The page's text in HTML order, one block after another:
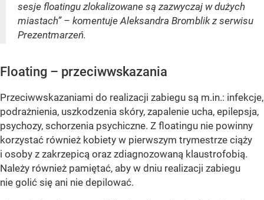
sesje floatingu zlokalizowane są zazwyczaj w dużych
miastach” – komentuje Aleksandra Bromblik z serwisu
Prezentmarzeń.
Floating – przeciwwskazania
Przeciwwskazaniami do realizacji zabiegu są m.in.: infekcje,
podrażnienia, uszkodzenia skóry, zapalenie ucha, epilepsja,
psychozy, schorzenia psychiczne. Z floatingu nie powinny
korzystać również kobiety w pierwszym trymestrze ciąży
i osoby z zakrzepicą oraz zdiagnozowaną klaustrofobią.
Należy również pamiętać, aby w dniu realizacji zabiegu
nie golić się ani nie depilować.